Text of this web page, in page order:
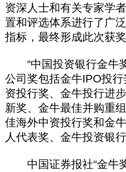
资深人士和有关专家学
置和评选体系进行了广
指标，最终形成此次获奖
“中国投资银行金牛奖
公司奖包括金牛IPO投
资投行奖、金牛投行进
新奖、金牛最佳并购重
佳海外中资投行奖和金
人代表奖、金牛投资银行
中国证券报社“金牛奖